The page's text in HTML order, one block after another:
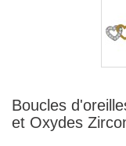
Boucles
et Oxydes